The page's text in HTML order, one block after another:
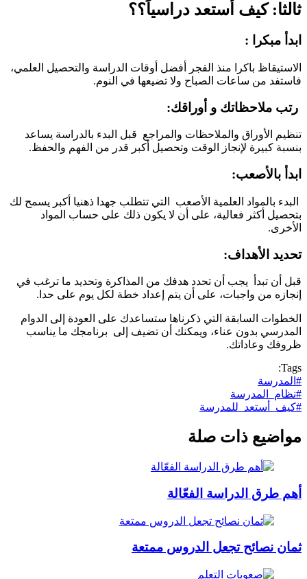
ثالثا: كيف أستعد دراسياً؟؟
ابدأ مبكرا :
الاستيقاظ باكرا منذ الفجر أفضل أوقات الدراسة والتحصيل العلمي،
فاستفد من ساعات الصباح ولا تضيعها في النوم.
رتب ملاحظاتك و أوراقك:
تنظيم الأوراق والملاحظات والمراجع قبل البدء بالدراسة يساعد
بنسبة كبيرة لإنجاز الوقت وتحصيل أكبر قدر من الفهم والحفظ.
ابدأ بالأصعب:
البدء بالمواد العلمية الأصعب التي تتطلب جهدا ذهنيا أكبر يسمح لك
بتحصيل أكثر فعالية، على أن لا يكون ذلك على حساب المواد
الأخرى.
تحديد الأهداف:
قبل أن تبدأ يجب أن تحدد هدفك من المذاكرة وتحديد ما ترغب في
إنجازه من واجبات، على أن يتم إعداد خطة لكل يوم على حدا.
الخطوات السابقة التي ذكرناها ستساعدك على العودة إلى الدوام
المدرسي بدون عناء، ويمكنك أن تضيف إلى برنامجك ما يناسب
ظروفك وعاداتك.
Tags:
#المدرسة
#نظام_المدرسة
#كيف_أستعد_للمدرسة
مواضيع ذات صلة
أهم طرق الدراسة الفعّالة
ثمان نصائح تجعل الدروس ممتعة